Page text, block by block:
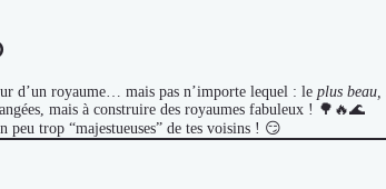
d’un royaume… mais pas n’importe lequel : le plus beau,
mais à construire des royaumes fabuleux ! 🌳🔥🌊
trop “majestueuses” de tes voisins ! 😏